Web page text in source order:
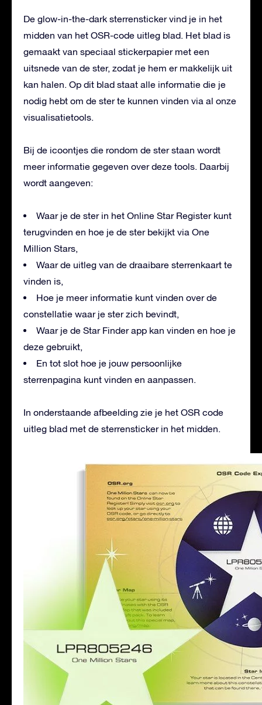
De glow-in-the-dark sterrensticker vind je in het
midden van het OSR-code uitleg blad. Het blad is
gemaakt van speciaal stickerpapier met een
uitsnede van de ster, zodat je hem er makkelijk uit
kan halen. Op dit blad staat alle informatie die je
nodig hebt om de ster te kunnen vinden via al onze
visualisatietools.
Bij de icoontjes die rondom de ster staan wordt
meer informatie gegeven over deze tools. Daarbij
wordt aangeven:
Waar je de ster in het Online Star Register kunt
terugvinden en hoe je de ster bekijkt via One
Million Stars,
Waar de uitleg van de draaibare sterrenkaart te
vinden is,
Hoe je meer informatie kunt vinden over de
constellatie waar je ster zich bevindt,
Waar je de Star Finder app kan vinden en hoe je
deze gebruikt,
En tot slot hoe je jouw persoonlijke
sterrenpagina kunt vinden en aanpassen.
In onderstaande afbeelding zie je het OSR code
uitleg blad met de sterrensticker in het midden.